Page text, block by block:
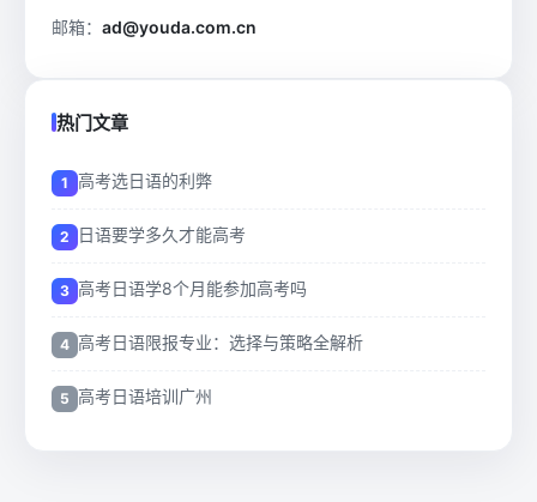
邮箱： ad@youda.com.cn
热门文章
高考选日语的利弊
日语要学多久才能高考
高考日语学8个月能参加高考吗
高考日语限报专业：选择与策略全解析
高考日语培训广州